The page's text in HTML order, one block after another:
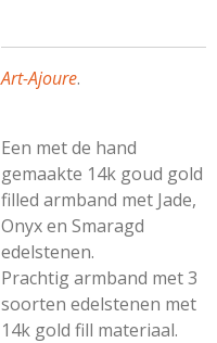
Art-Ajoure.
Een met de hand
gemaakte 14k goud gold
filled armband met Jade,
Onyx en Smaragd
edelstenen.
Prachtig armband met 3
soorten edelstenen met
14k gold fill materiaal.